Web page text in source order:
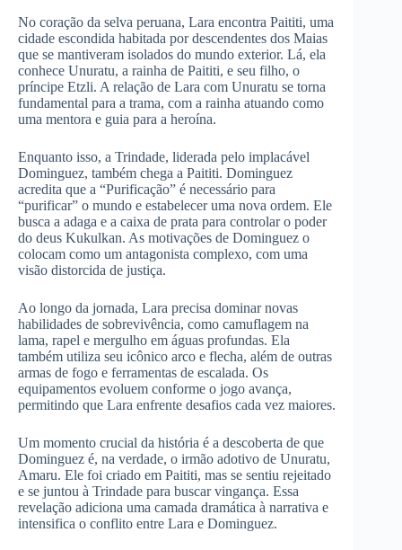
No coração da selva peruana, Lara encontra Paititi, uma
cidade escondida habitada por descendentes dos Maias
que se mantiveram isolados do mundo exterior. Lá, ela
conhece Unuratu, a rainha de Paititi, e seu filho, o
príncipe Etzli. A relação de Lara com Unuratu se torna
fundamental para a trama, com a rainha atuando como
uma mentora e guia para a heroína.
Enquanto isso, a Trindade, liderada pelo implacável
Dominguez, também chega a Paititi. Dominguez
acredita que a “Purificação” é necessário para
“purificar” o mundo e estabelecer uma nova ordem. Ele
busca a adaga e a caixa de prata para controlar o poder
do deus Kukulkan. As motivações de Dominguez o
colocam como um antagonista complexo, com uma
visão distorcida de justiça.
Ao longo da jornada, Lara precisa dominar novas
habilidades de sobrevivência, como camuflagem na
lama, rapel e mergulho em águas profundas. Ela
também utiliza seu icônico arco e flecha, além de outras
armas de fogo e ferramentas de escalada. Os
equipamentos evoluem conforme o jogo avança,
permitindo que Lara enfrente desafios cada vez maiores.
Um momento crucial da história é a descoberta de que
Dominguez é, na verdade, o irmão adotivo de Unuratu,
Amaru. Ele foi criado em Paititi, mas se sentiu rejeitado
e se juntou à Trindade para buscar vingança. Essa
revelação adiciona uma camada dramática à narrativa e
intensifica o conflito entre Lara e Dominguez.